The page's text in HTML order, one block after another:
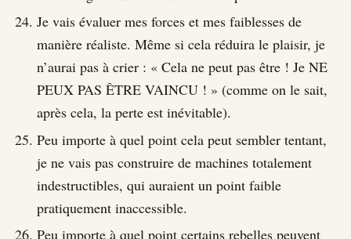
Je vais évaluer mes forces et mes faiblesses de
manière réaliste. Même si cela réduira le plaisir, je
n’aurai pas à crier : « Cela ne peut pas être ! Je NE
PEUX PAS ÊTRE VAINCU ! » (comme on le sait,
après cela, la perte est inévitable).
Peu importe à quel point cela peut sembler tentant,
je ne vais pas construire de machines totalement
indestructibles, qui auraient un point faible
pratiquement inaccessible.
Peu importe à quel point certains rebelles peuvent